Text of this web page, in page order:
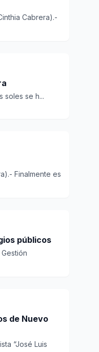
soles se h...
Finalmente es
públicos
de Nuevo
“José Luis